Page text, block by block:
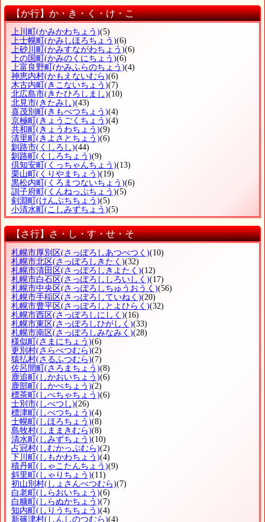
【か行】か・き・く・け・こ
上川町 (かみかわちょう)(5)
上士幌町 (かみしほろちょう)(6)
上砂川町 (かみすながわちょう)(6)
上の国町 (かみのくにちょう)(6)
上富良野町 (かみふらのちょう)(4)
神恵内村(かもえないむら)(6)
木古内町 (きこないちょう)(7)
北広島市(きたひろしまし)(10)
北見市(きたみし)(43)
喜茂別町 (きもべつちょう)(4)
京極町 (きょうごくちょう)(4)
共和町 (きょうわちょう)(9)
清里町 (きよさとちょう)(6)
釧路市(くしろし)(44)
釧路町 (くしろちょう)(9)
倶知安町 (くっちゃんちょう)(13)
栗山町 (くりやまちょう)(19)
黒松内町 (くろまつないちょう)(6)
訓子府町 (くんねっぷちょう)(5)
剣淵町 (けんぶちちょう)(5)
小清水町 (こしみずちょう)(5)
【さ行】さ・し・す・せ・そ
札幌市厚別区(さっぽろしあつべつく)(10)
札幌市北区(さっぽろしきたく)(32)
札幌市清田区(さっぽろしきよたく)(12)
札幌市白石区(さっぽろししろいしく)(17)
札幌市中央区(さっぽろしちゅうおうく)(56)
札幌市手稲区(さっぽろしていねく)(20)
札幌市豊平区(さっぽろしとよひらく)(32)
札幌市西区(さっぽろしにしく)(16)
札幌市東区(さっぽろしひがしく)(33)
札幌市南区(さっぽろしみなみく)(28)
様似町(さまにちょう)(6)
更別村(さらべつむら)(2)
猿払村(さるふつむら)(7)
佐呂間町(さろまちょう)(8)
鹿追町(しかおいちょう)(6)
鹿部町(しかべちょう)(2)
標茶町(しべちゃちょう)(6)
士別市(しべつし)(26)
標津町(しべつちょう)(4)
士幌町(しほろちょう)(8)
島牧村(しままきむら)(8)
清水町(しみずちょう)(10)
占冠村(しむかっぷむら)(2)
下川町(しもかわちょう)(4)
積丹町(しゃこたんちょう)(9)
斜里町(しゃりちょう)(11)
初山別村(しょさんべつむら)(7)
白老町(しらおいちょう)(6)
白糠町(しらぬかちょう)(7)
知内町(しりうちちょう)(4)
新篠津村(しんしのつむら)(4)